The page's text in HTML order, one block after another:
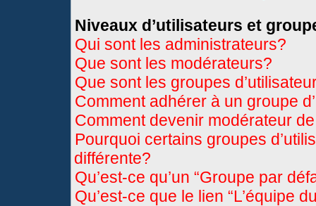
Niveaux d’utilisateurs et
Qui sont les administrateurs?
Que sont les modérateurs?
Que sont les groupes
Comment adhérer à un groupe
Comment devenir modérateur
Pourquoi certains groupes
différente?
Qu’est-ce qu’un “Groupe par
Qu’est-ce que le lien “L’équipe